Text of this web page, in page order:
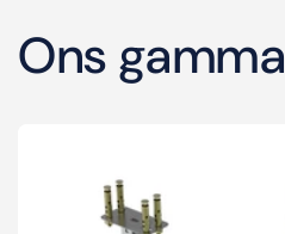
Ons gamma